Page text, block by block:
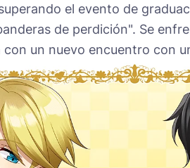
el evento de
de perdición". Se
un nuevo encuentro con